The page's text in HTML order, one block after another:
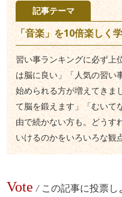
記事テーマ
「音楽」を10倍楽しく
習い事ランキングに必ず上
は脳に良い」「人気の習い
始められる方が増えてきま
て脳を鍛えます」「むいて
由で続かない方も。どうす
いけるのかをいろいろな観
Vote / この記事に投票し